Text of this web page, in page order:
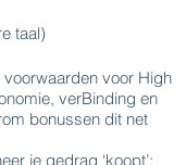
taal)
voor High
verBinding en
bonussen dit net
je gedrag ‘koopt’: